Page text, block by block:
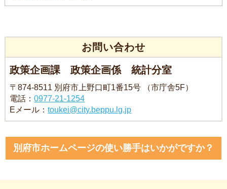
お問い合わせ
政策企画課 政策企画係 統計分室
〒874-8511 別府市上野口町1番15号 （市庁舎5F）
電話：0977-21-1254
Eメール：toukei@city.beppu.lg.jp
別府市ホームページの使い勝手はいかがですか？